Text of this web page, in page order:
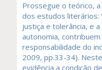
Prossegue o teórico,
dos estudos literários:
justiça e tolerância, e
autonomia,
responsabilidade do
2009, pp.33-34).
evidência a condição